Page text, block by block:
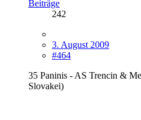
Beiträge
242
3. August 2009
#464
35 Paninis - AS Trencin &
Slovakei)